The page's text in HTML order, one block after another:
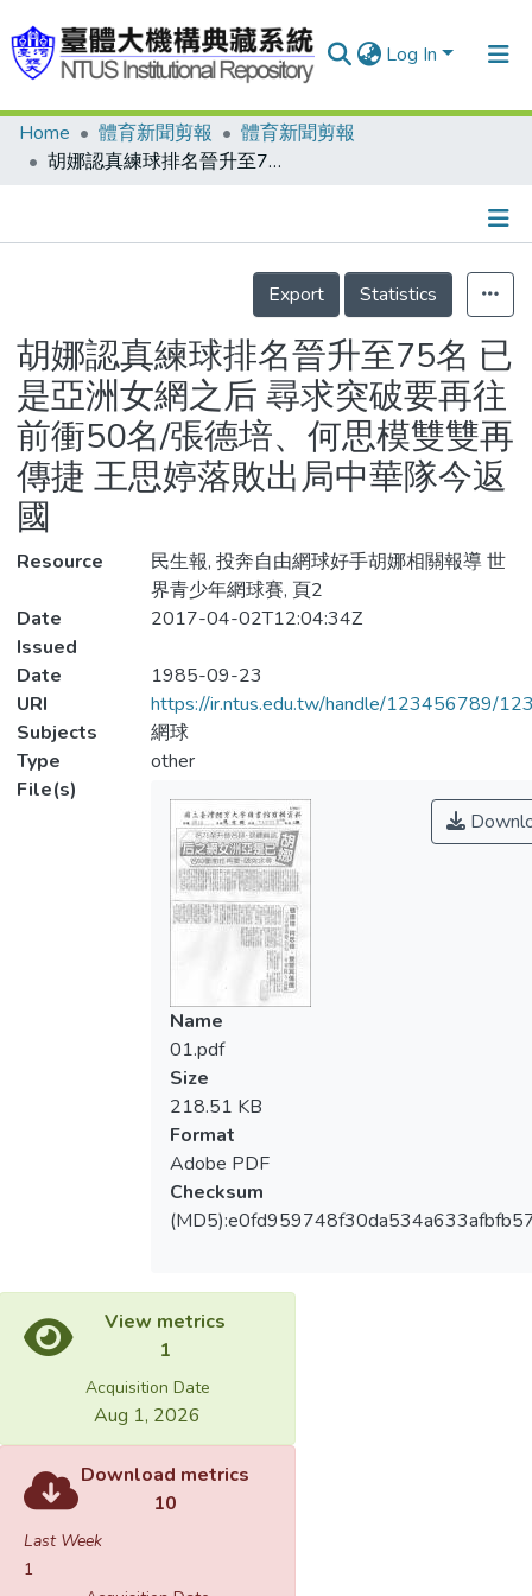
Log In
Communities & Collections
Statistics
Home 體育新聞剪報
體育新聞剪報
胡娜認真練球排名晉升至75名 已是亞洲女網之后 尋求突破要再往前衝50名/張德培、何思模雙雙再傳捷 王思婷落敗出局中華隊今返國
Details
Export
Statistics
胡娜認真練球排名晉升至75名 已
是亞洲女網之后 尋求突破要再往
前衝50名/張德培、何思模雙雙再
傳捷 王思婷落敗出局中華隊今返
國
Resource
民生報, 投奔自由網球好手胡娜相關報導 世
界青少年網球賽, 頁2
Date
Issued
2017-04-02T12:04:34Z
Date
1985-09-23
URI
https://ir.ntus.edu.tw/handle/123456789/
Subjects
網球
Type
other
File(s)
Name
01.pdf
Size
218.51 KB
Format
Adobe PDF
Checksum
View metrics
1
Acquisition Date
Aug 1, 2026
Download metrics
10
Last Week
1